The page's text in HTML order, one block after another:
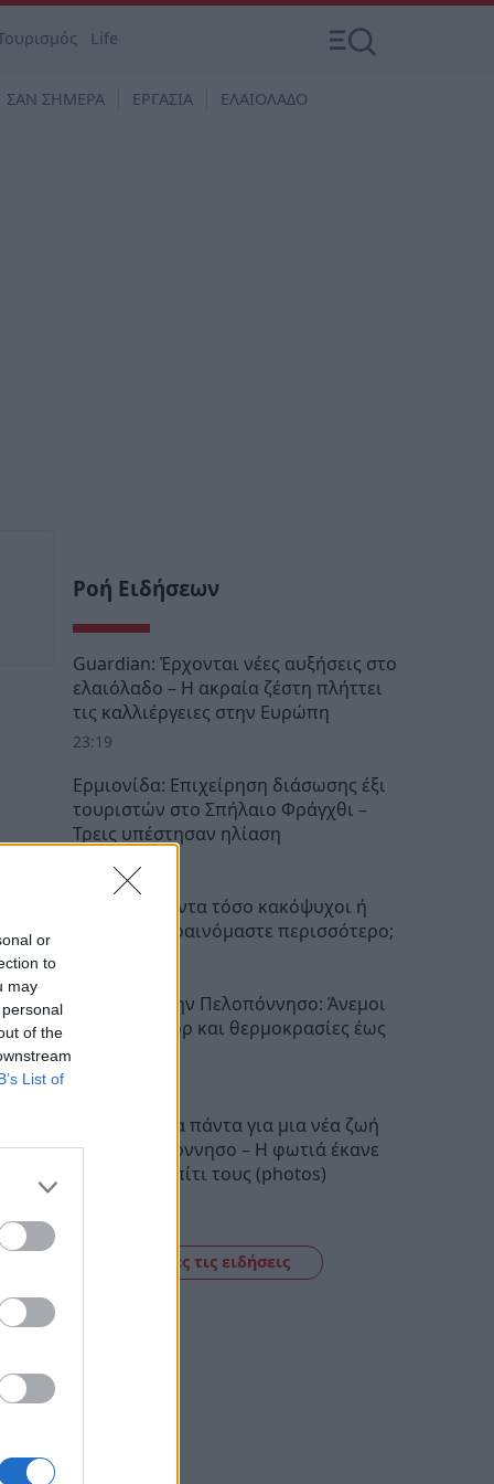
or
to
may
of the
List of
Life
ΣΑΝ ΣΗΜΕΡΑ ΕΡΓΑΣΙΑ ΕΛΑΙΟΛΑΔΟ
Ροή Ειδήσεων
Guardian: Έρχονται νέες αυξήσεις στο
ελαιόλαδο – Η ακραία ζέστη πλήττει
τις καλλιέργειες στην Ευρώπη
23:19
Ερμιονίδα: Επιχείρηση διάσωσης έξι
τουριστών στο Σπήλαιο Φράγχθι –
Τρεις υπέστησαν ηλίαση
Ήμασταν πάντα τόσο κακόψυχοι ή
τώρα απλά φαινόμαστε περισσότερο;
Ο καιρός στην Πελοπόννησο: Άνεμοι
έως 5 μποφόρ και θερμοκρασίες έως
Πούλησαν τα πάντα για μια νέα ζωή
στην Πελοπόννησο – Η φωτιά έκανε
στάχτη το σπίτι τους (photos)
Δείτε όλες τις ειδήσεις